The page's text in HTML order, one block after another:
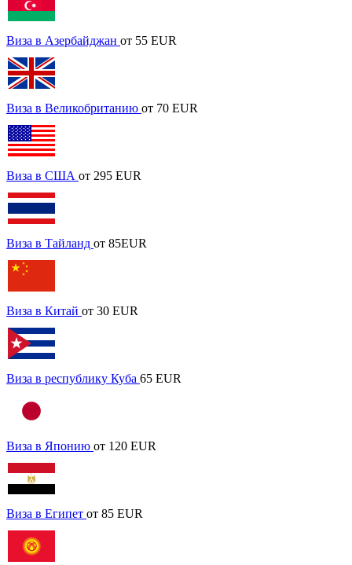
Виза в Азербайджан от 55 EUR
Виза в Великобританию от 70 EUR
Виза в США от 295 EUR
Виза в Тайланд от 85EUR
Виза в Китай от 30 EUR
Виза в республику Куба 65 EUR
Виза в Японию от 120 EUR
Виза в Египет от 85 EUR